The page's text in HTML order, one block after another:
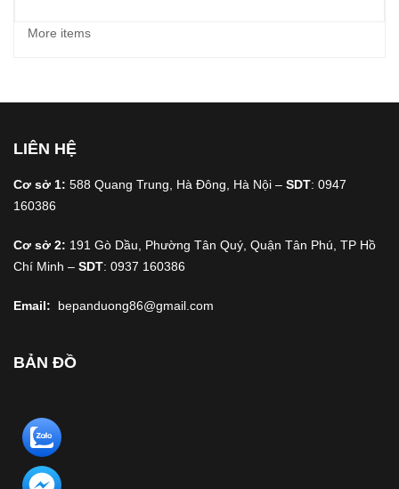
More items
LIÊN HỆ
Cơ sở 1: 588 Quang Trung, Hà Đông, Hà Nội – SDT: 0947
160386
Cơ sở 2: 191 Gò Dầu, Phường Tân Quý, Quận Tân Phú, TP Hồ
Chí Minh – SDT: 0937 160386
Email: bepanduong86@gmail.com
BẢN ĐỒ